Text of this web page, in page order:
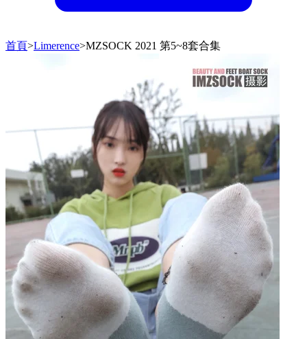
首頁>Limerence>MZSOCK 2021 第5~8套合集